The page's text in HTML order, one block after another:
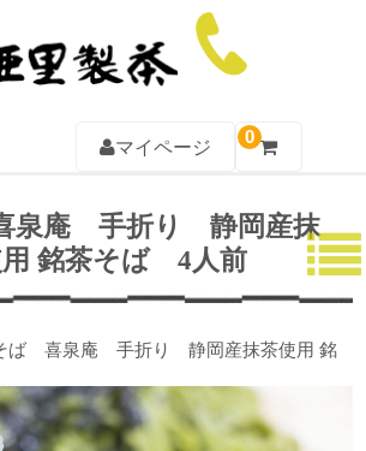
マイページ 0
泉庵 手折り 静岡産抹
用 銘茶そば 4人前
ば 喜泉庵 手折り 静岡産抹茶使用 銘